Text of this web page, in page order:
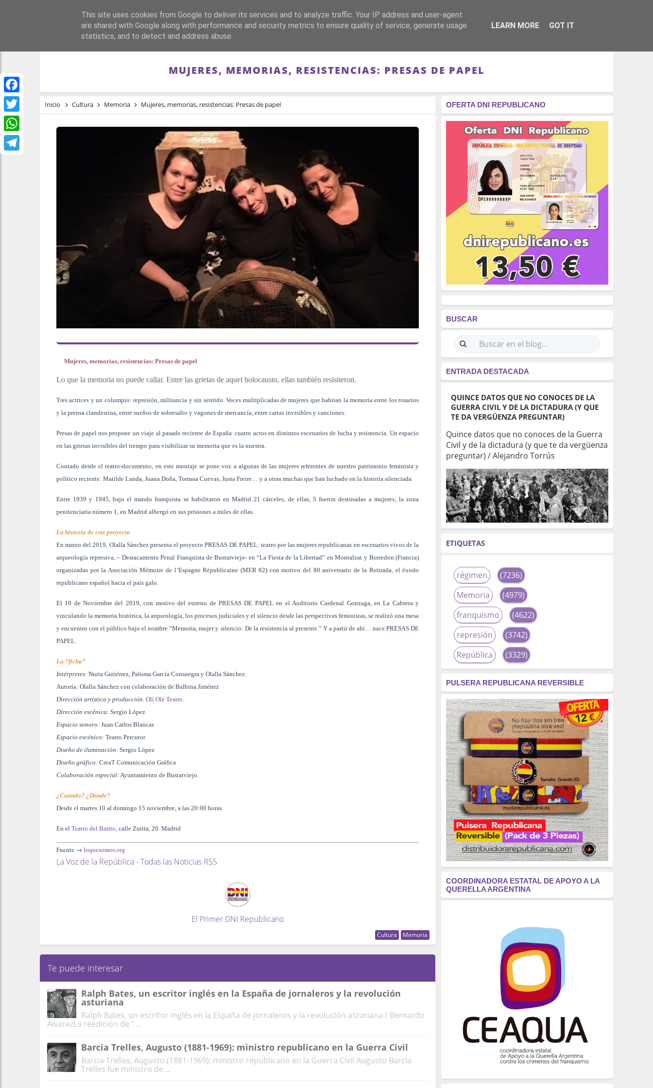
Facebook
Twitter
WhatsApp
PORTADA REPÚBLICA FRANQUISMO GUERRA DE ESPAÑA MEMORIA RÉGIMEN - MONARQUÍA
MUJERES, MEMORIAS, RESISTENCIAS: PRESAS DE PAPEL
Inicio Cultura Memoria Mujeres, memorias, resistencias: Presas de papel
Mujeres, memorias, resistencias: Presas de papel
Lo que la memoria no puede callar. Entre las grietas de aquel holocausto, ellas también resistieron.
Tres actrices y un columpio: represión, militancia y sin sentido. Voces multiplicadas de mujeres que habitan la memoria entre los rosarios
y la prensa clandestina, entre sueños de sobresalto y vagones de mercancía, entre cartas invisibles y canciones.
Presas de papel nos propone un viaje al pasado reciente de España. cuatro actos en distintos escenarios de lucha y resistencia. Un espacio
en las grietas invisibles del tiempo para visibilizar su memoria que es la nuestra.
Contado desde el teatro-documento, en este montaje se pone voz a algunas de las mujeres referentes de nuestro patrimonio feminista y
político reciente: Matilde Landa, Juana Doña, Tomasa Cuevas, Justa Freire… y a otras muchas que han luchado en la historia silenciada.
Entre 1939 y 1945, bajo el mando franquista se habilitaron en Madrid 21 cárceles, de ellas, 5 fueron destinadas a mujeres; la zona
penitenciaria número 1, en Madrid albergó en sus prisiones a miles de ellas.
La historia de este proyecto
En marzo del 2019, Olalla Sánchez presenta el proyecto PRESAS DE PAPEL: teatro por las mujeres republicanas en escenarios vivos de la
arqueología represiva, – Destacamento Penal Franquista de Bustarviejo- en “La Fiesta de la Libertad” en Montalzat y Borredon (Francia)
organizadas por la Asociación Mémoire de l’Espagne Républicaine (MER 82) con motivo del 80 aniversario de la Retirada, el éxodo
republicano español hacia el país galo.
El 10 de Noviembre del 2019, con motivo del estreno de PRESAS DE PAPEL en el Auditorio Cardenal Gonzaga, en La Cabrera y
vinculando la memoria histórica, la arqueología, los procesos judiciales y el silencio desde las perspectivas feministas, se realizó una mesa
y encuentro con el público bajo el nombre “Memoria, mujer y silencio: De la resistencia al presente.” Y a partir de ahí… nace PRESAS DE
PAPEL.
La “ficha”
Intérpretes: Nuria Gutiérrez, Paloma García Consuegra y Olalla Sánchez.
Autoría: Olalla Sánchez con colaboración de Balbina Jiménez
Dirección artística y producción. Olí Olé Teatro.
Dirección escénica: Sergio López
Espacio sonoro: Juan Carlos Blancas
Espacio escénico: Teatro Percutor
Diseño de iluminación: Sergio López
Diseño gráfico: CreaT Comunicación Gráfica
Colaboración especial:Ayuntamiento de Bustarviejo.
¿Cuándo? ¿Dónde?
Desde el martes 10 al domingo 15 noviembre, a las 20:00 horas.
En el Teatro del Barrio, calle Zurita, 20. Madrid
Fuente → loquesomos.org
La Voz de la República - Todas las Noticias RSS
El Primer DNI Republicano
Cultura Memoria
Te puede interesar
Ralph Bates, un escritor inglés en la España de jornaleros y la revolución
asturiana
Ralph Bates, un escritor inglés en la España de jornaleros y la revolución asturiana / Bernardo
ÁlvarezLa reedición de " ...
Barcia Trelles, Augusto (1881-1969): ministro republicano en la Guerra Civil
Barcia Trelles, Augusto (1881-1969): ministro republicano en la Guerra Civil Augusto Barcia
Trelles fue ministro de ...
OFERTA DNI REPUBLICANO
BUSCAR
ENTRADA DESTACADA
QUINCE DATOS QUE NO CONOCES DE LA
GUERRA CIVIL Y DE LA DICTADURA (Y QUE
TE DA VERGÜENZA PREGUNTAR)
Quince datos que no conoces de la Guerra
Civil y de la dictadura (y que te da vergüenza
preguntar) / Alejandro Torrús
ETIQUETAS
régimen
(7236)
Memoria
(4979)
franquismo
(4622)
represión
(3742)
República
(3329)
fascismo
(2677)
tardofranquismo
(2320)
Actualidad
(2319)
monarquía
(2253)
borbones
(2176)
Cultura
(2163)
Guerra
(1674)
genocidio
(1234)
mujer
(1070)
Eventos
(914)
Crímenes del franquismo
(721)
(699)
(607)
neofranquismo
(567)
Justicia Universal
Derechos Humanos
(522)
Nacionalcatolicismo
(514)
PULSERA REPUBLICANA REVERSIBLE
COORDINADORA ESTATAL DE APOYO A LA
QUERELLA ARGENTINA
This site uses cookies from Google to deliver its services and to analyze traffic. Your IP address and user-agent
are shared with Google along with performance and security metrics to ensure quality of service, generate usage
statistics, and to detect and address abuse.
LEARN MORE GOT IT